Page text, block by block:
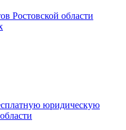
Ростовской области
юридическую